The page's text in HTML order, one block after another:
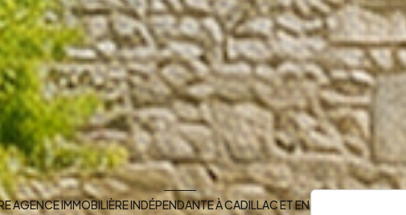
AGENCE IMMOBILIÈRE INDÉPENDANTE À CADILLAC ET EN SUD GIRONDE